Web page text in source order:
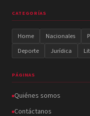
CATEGORÍAS
Home Nacionales
Deporte
Jurídica
PÁGINAS
Quiénes somos
Contáctanos